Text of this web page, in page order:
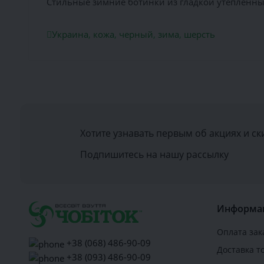
Украина, кожа, черный, зима, шерсть
Хотите узнавать первым об акциях и
Подпишитесь на нашу рассылку
+38 (068) 486-90-09
+38 (093) 486-90-09
Оплата
Доставка